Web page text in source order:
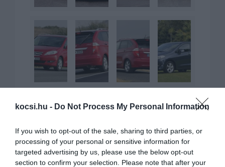
kocsi.hu - Do Not Process My Personal Information
If you wish to opt-out of the sale, sharing to third parties, or
processing of your personal or sensitive information for
targeted advertising by us, please use the below opt-out
section to confirm your selection. Please note that after your